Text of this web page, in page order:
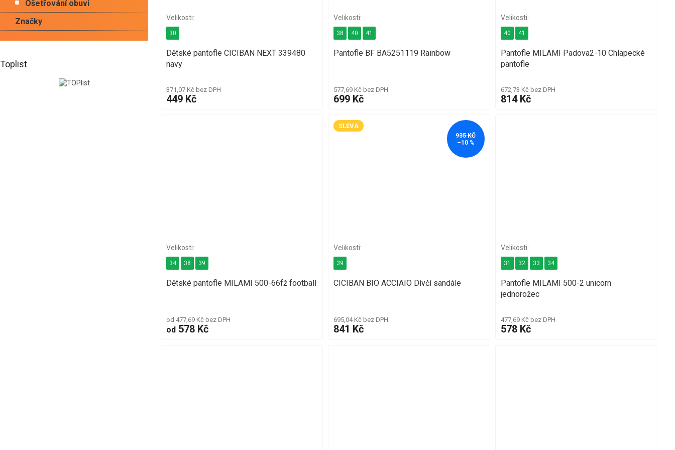
Ošetřování obuvi
Značky
Toplist
Dětské pantofle CICIBAN NEXT 339480
navy
371,07 Kč bez DPH
449 Kč
30
Pantofle BF BA5251119 Rainbow
577,69 Kč bez DPH
699 Kč
38 40 41
Pantofle MILAMI Padova2-10 Chlapecké
pantofle
672,73 Kč bez DPH
814 Kč
40 41
Dětské pantofle MILAMI 500-66fž football
od 477,69 Kč bez DPH
od 578 Kč
34 38 39
SLEVA
935 KČ
–10 %
CICIBAN BIO ACCIAIO Dívčí sandále
695,04 Kč bez DPH
841 Kč
39
Pantofle MILAMI 500-2 unicorn
jednorožec
477,69 Kč bez DPH
578 Kč
31 32 33 34